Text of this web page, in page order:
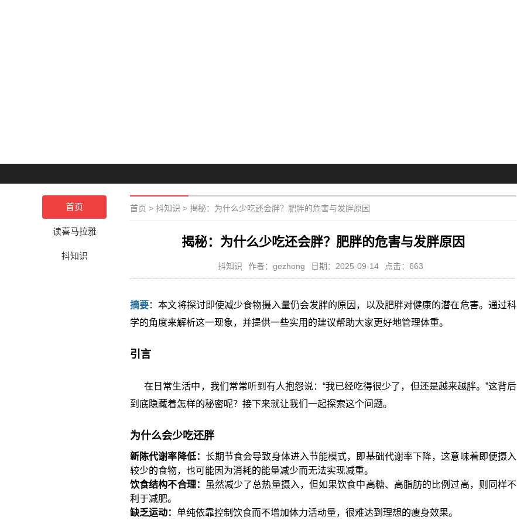
首页
读喜马拉雅
抖知识
首页 > 抖知识 > 揭秘：为什么少吃还会胖？肥胖的危害与发胖原因
揭秘：为什么少吃还会胖？肥胖的危害与发胖原因
抖知识 作者：gezhong 日期：2025-09-14 点击：663
摘要：本文将探讨即使减少食物摄入量仍会发胖的原因，以及肥胖对健康的潜在危害。通过科
学的角度来解析这一现象，并提供一些实用的建议帮助大家更好地管理体重。
引言
在日常生活中，我们常常听到有人抱怨说：“我已经吃得很少了，但还是越来越胖。”这背后
到底隐藏着怎样的秘密呢？接下来就让我们一起探索这个问题。
为什么会少吃还胖
新陈代谢率降低： 长期节食会导致身体进入节能模式，即基础代谢率下降，这意味着即便摄入
较少的食物，也可能因为消耗的能量减少而无法实现减重。
饮食结构不合理：
虽然减少了总热量摄入，但如果饮食中高糖、高脂肪的比例过高，则同样不
利于减肥。
缺乏运动： 单纯依靠控制饮食而不增加体力活动量，很难达到理想的瘦身效果。